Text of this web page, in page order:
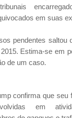
em suas
pendentes saltou
Estima-se em
de um caso.
confirma que seu
em